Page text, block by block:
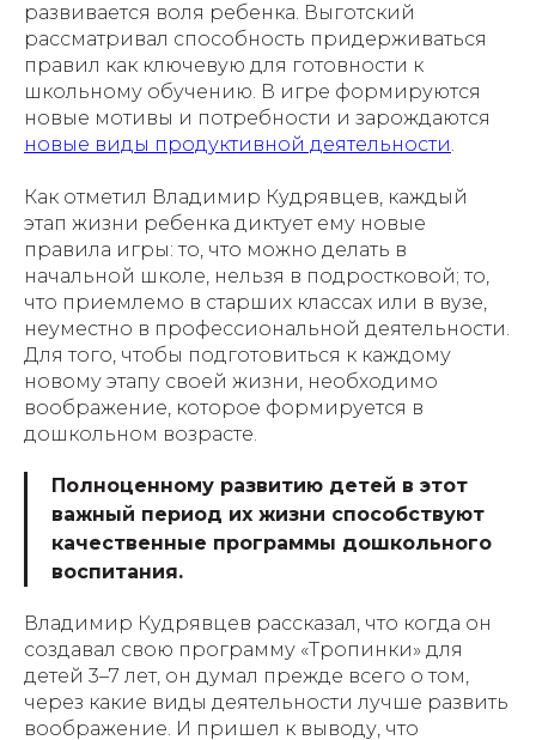
развивается воля ребенка. Выготский
рассматривал способность придерживаться
правил как ключевую для готовности к
школьному обучению. В игре формируются
новые мотивы и потребности и зарождаются
новые виды продуктивной деятельности.
Как отметил Владимир Кудрявцев, каждый
этап жизни ребенка диктует ему новые
правила игры: то, что можно делать в
начальной школе, нельзя в подростковой; то,
что приемлемо в старших классах или в вузе,
неуместно в профессиональной деятельности.
Для того, чтобы подготовиться к каждому
новому этапу своей жизни, необходимо
воображение, которое формируется в
дошкольном возрасте.
Полноценному развитию детей в этот
важный период их жизни способствуют
качественные программы дошкольного
воспитания.
Владимир Кудрявцев рассказал, что когда он
создавал свою программу «Тропинки» для
детей 3–7 лет, он думал прежде всего о том,
через какие виды деятельности лучше развить
воображение. И пришел к выводу, что